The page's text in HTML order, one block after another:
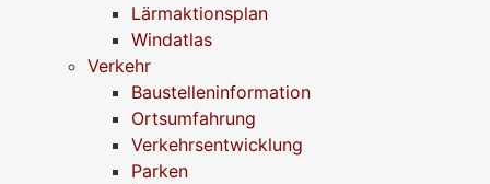
Lärmaktionsplan
Windatlas
Verkehr
Baustelleninformation
Ortsumfahrung
Verkehrsentwicklung
Parken